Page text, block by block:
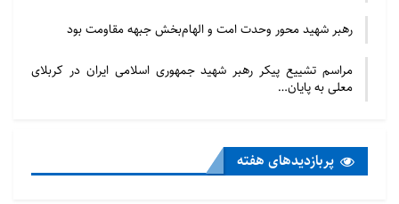
رهبر شهید محور وحدت امت و الهام‌بخش جبهه مقاومت بود
مراسم تشییع پیکر رهبر شهید جمهوری اسلامی ایران در کربلای
معلی به پایان…
پربازدید‌های هفته